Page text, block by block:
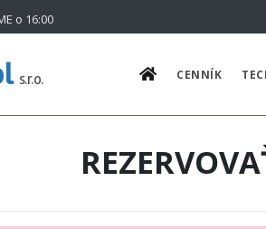
o 16:00
s.r.o. CENNÍK